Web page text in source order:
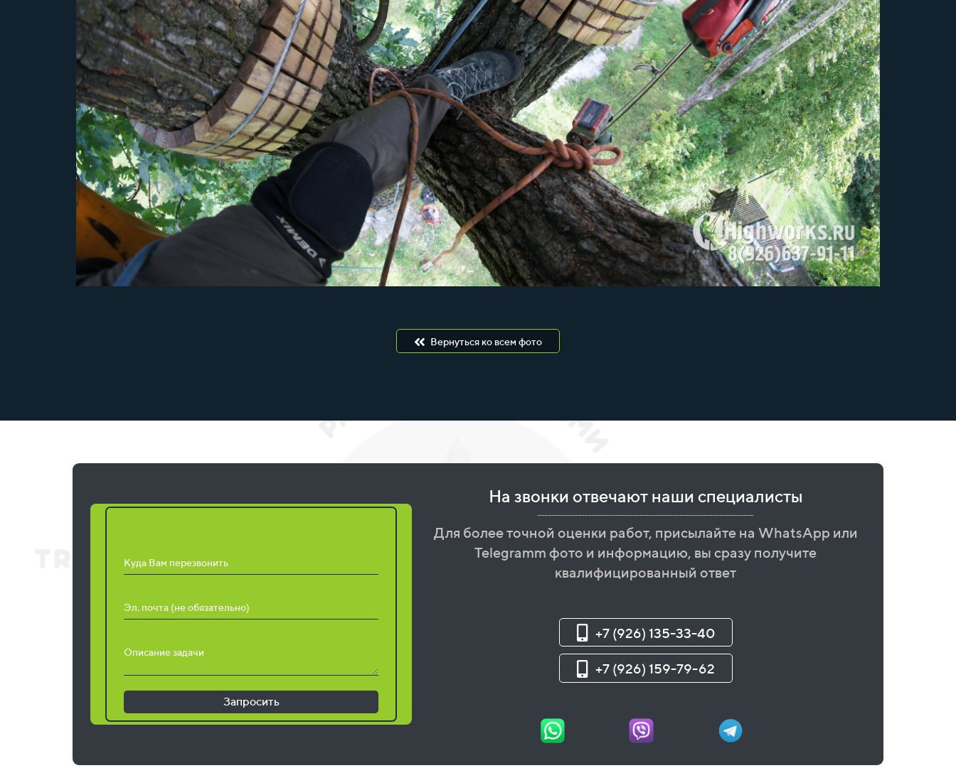
Вернуться ко всем фото
Куда Вам перезвонить
Эл. почта (не обязательно)
Описание задачи
Запросить
На звонки отвечают наши специалисты
Для более точной оценки работ, присылайте на WhatsApp или
Telegramm фото и информацию, вы сразу получите
квалифицированный ответ
+7 (926) 135-33-40
+7 (926) 159-79-62